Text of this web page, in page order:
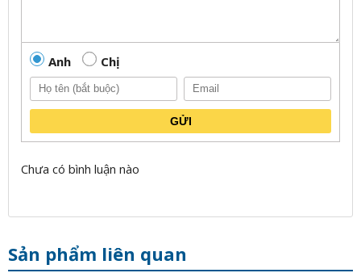
Anh Chị
GỬI
Chưa có bình luận nào
Sản phẩm liên quan